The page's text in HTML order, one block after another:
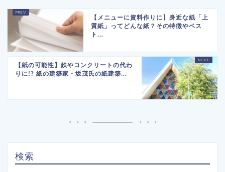
【メニューに資料作りに】身近な紙「上
質紙」ってどんな紙？その特徴やベス
ト...
【紙の可能性】鉄やコンクリートの代わ
りに!? 紙の建築家・坂茂氏の紙建築...
検索